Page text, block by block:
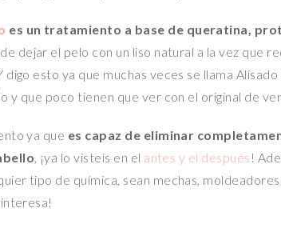
es un tratamiento a base de queratina,
dejar el pelo con un liso natural a la vez que
digo esto ya que muchas veces se llama
y que poco tienen que ver con el original de
ya que es capaz de eliminar
, ¡ya lo visteis en el antes y el después !
tipo de química, sean mechas,